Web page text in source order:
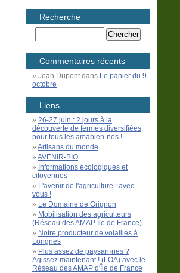
Recherche
Commentaires récents
Jean Dupontdans Le panier du 9
octobre
Liens
26-27 juin : 2 jours à la
découverte de fermes diversifiées
pour tous les amapien·nes !
Artisans du monde
AVENIR-BIO
Informations écologiques et
citoyennes
L'avenir de l'agriculture : avec
vous !
Le Domaine de Grignon
Mobilisation des agriculteurs
(Réseau des AMAP Île de France)
Notre producteur de volailles à
Longnes
Plus assez de paysan·nes ?
Agissez maintenant ! (LOA) avec le
Réseau des AMAP d'Île de France